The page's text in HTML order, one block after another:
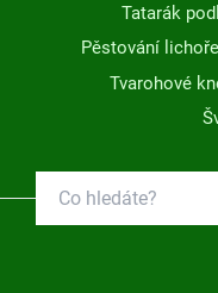
Tatarák
Pěstování
Tvarohové